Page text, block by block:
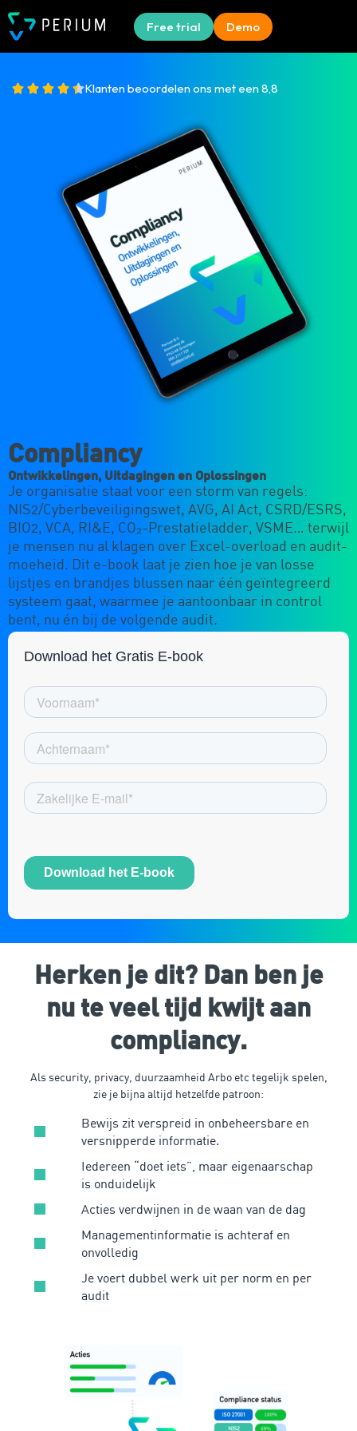
Free trial Demo
Klanten beoordelen ons met een 8,8
Compliancy
Ontwikkelingen, Uitdagingen en Oplossingen
Je organisatie staat voor een storm van regels:
NIS2/Cyberbeveiligingswet, AVG, AI Act, CSRD/ESRS,
BIO2, VCA, RI&E, CO₂-Prestatieladder, VSME… terwijl
je mensen nu al klagen over Excel-overload en audit-
moeheid. Dit e-book laat je zien hoe je van losse
lijstjes en brandjes blussen naar één geïntegreerd
systeem gaat, waarmee je aantoonbaar in control
bent, nu én bij de volgende audit.
Download het Gratis E-book
Herken je dit? Dan ben je
nu te veel tijd kwijt aan
compliancy.
Als security, privacy, duurzaamheid Arbo etc tegelijk spelen,
zie je bijna altijd hetzelfde patroon:
Bewijs zit verspreid in onbeheersbare en
versnipperde informatie.
Iedereen “doet iets”, maar eigenaarschap
is onduidelijk
Acties verdwijnen in de waan van de dag
Managementinformatie is achteraf en
onvolledig
Je voert dubbel werk uit per norm en per
audit